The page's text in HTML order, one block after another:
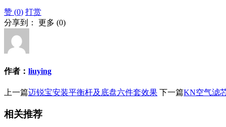
赞 (0) 打赏
分享到： 更多 (0)
作者： liuying
上一篇迈锐宝安装平衡杆及底盘六件套效果 下一篇KN空气滤
相关推荐